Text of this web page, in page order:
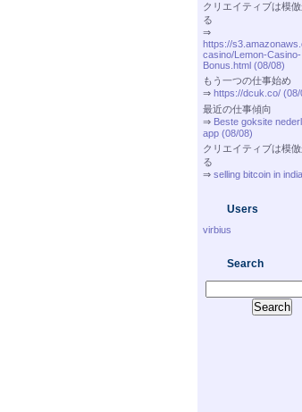
クリエイティブは模倣
る
⇒
https://
casino/Lemon-Casino-
Bonus.html (08/08)
もう一つの仕事始め
⇒ https://dcuk.co/ (08/
最近の仕事傾向
⇒ Beste goksite
app (08/08)
クリエイティブは模倣
る
⇒ selling bitcoin in
Users
virbius
Search